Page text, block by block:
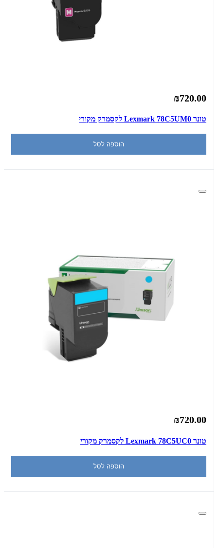
₪720.00
‏טונר Lexmark 78C5UM0 לקסמרק מקורי
הוספה לסל
₪720.00
‏טונר Lexmark 78C5UC0 לקסמרק מקורי
הוספה לסל